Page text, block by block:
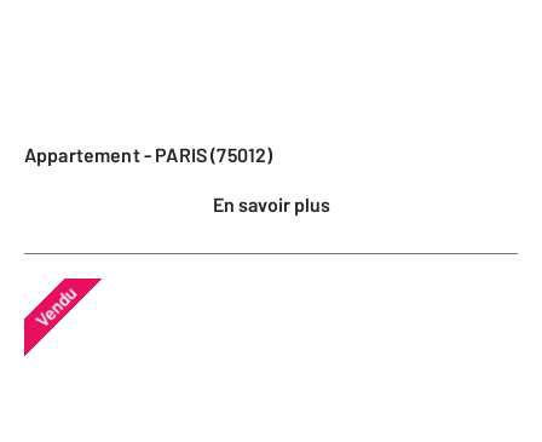
Appartement - PARIS (75012)
En savoir plus
Vendu